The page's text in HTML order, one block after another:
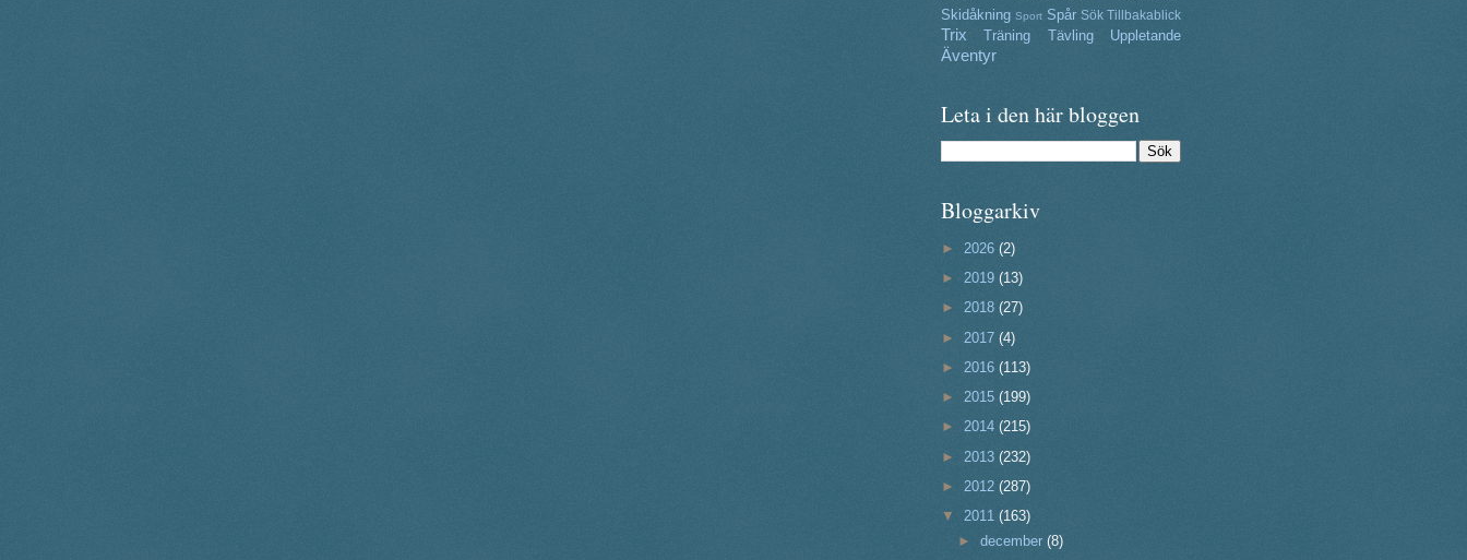
Skidåkning Sport Spår Sök Tillbakablick
Trix Träning Tävling Uppletande
Äventyr
Leta i den här bloggen
Bloggarkiv
► 2026 (2)
► 2019 (13)
► 2018 (27)
► 2017 (4)
► 2016 (113)
► 2015 (199)
► 2014 (215)
► 2013 (232)
► 2012 (287)
▼ 2011 (163)
►december(8)